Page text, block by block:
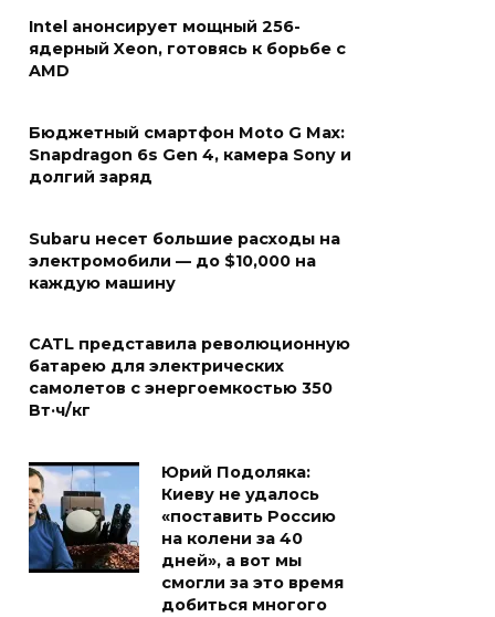
Intel анонсирует мощный 256-
ядерный Xeon, готовясь к борьбе с
AMD
Бюджетный смартфон Moto G Max:
Snapdragon 6s Gen 4, камера Sony и
долгий заряд
Subaru несет большие расходы на
электромобили — до $10,000 на
каждую машину
CATL представила революционную
батарею для электрических
самолетов с энергоемкостью 350
Вт·ч/кг
Юрий Подоляка:
Киеву не удалось
«поставить Россию
на колени за 40
дней», а вот мы
смогли за это время
добиться многого